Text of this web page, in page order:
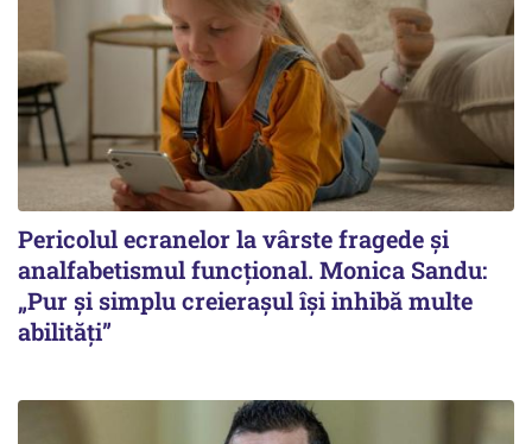
Pericolul ecranelor la vârste fragede și
analfabetismul funcțional. Monica Sandu:
„Pur și simplu creierașul își inhibă multe
abilități”